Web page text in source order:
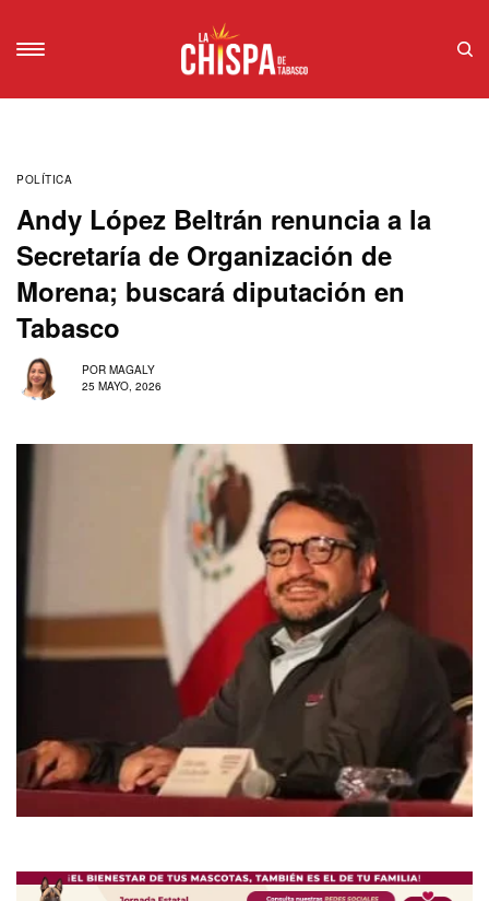
POLÍTICA
Andy López Beltrán renuncia a la
Secretaría de Organización de
Morena; buscará diputación en
Tabasco
POR MAGALY
25 MAYO, 2026